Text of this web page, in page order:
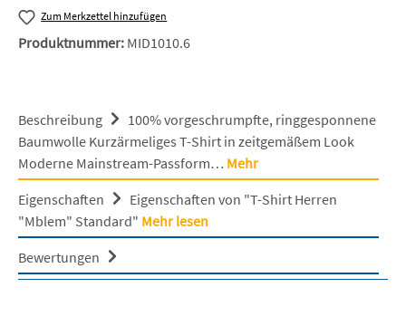
Zum Merkzettel hinzufügen
Produktnummer: MID1010.6
Beschreibung
100% vorgeschrumpfte, ringgesponnene
Baumwolle Kurzärmeliges T-Shirt in zeitgemäßem Look
Moderne Mainstream-Passform… Mehr
Eigenschaften
Eigenschaften von "T-Shirt Herren
"Mblem" Standard" Mehr lesen
Bewertungen